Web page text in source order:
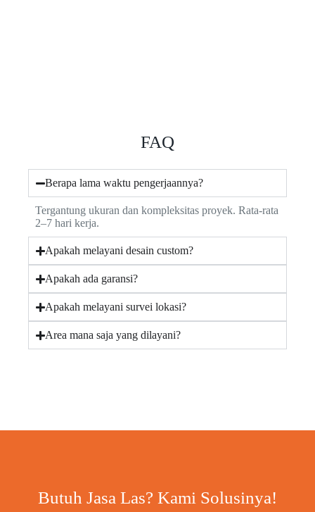
FAQ
Berapa lama waktu pengerjaannya?
Tergantung ukuran dan kompleksitas proyek. Rata-rata
2–7 hari kerja.
Apakah melayani desain custom?
Apakah ada garansi?
Apakah melayani survei lokasi?
Area mana saja yang dilayani?
Butuh Jasa Las? Kami Solusinya!